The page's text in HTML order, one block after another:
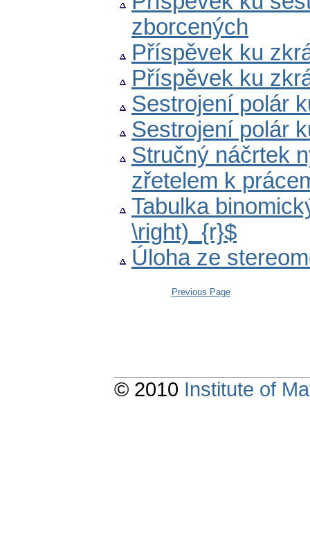
zborcených
Příspěvek ku
Příspěvek ku
Sestrojení polár
Sestrojení polár
Stručný náčrtek
zřetelem k
Tabulka
\right)_{r}$
Úloha ze
Previous Page
© 2010 Institute of